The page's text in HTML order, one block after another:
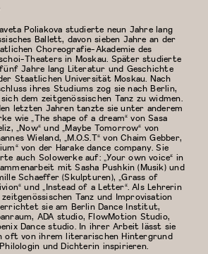
Poliakova studierte neun Jahre lang
Ballett, davon sieben Jahre an der
Choreografie-Akademie des
Theaters in Moskau. Später studierte
Jahre lang Literatur und Geschichte
Staatlichen Universität Moskau. Nach
ihres Studiums zog sie nach Berlin,
dem zeitgenössischen Tanz zu widmen.
letzten Jahren tanzte sie unter anderem
wie „The shape of a dream“ von Sasa
„Now“ und „Maybe Tomorrow“ von
Wieland, „M.O.S.T“ von Chaim Gebber,
von der Harake dance company. Sie
auch Solowerke auf: „Your own voice“ in
mit Sasha Pushkin (Musik) und
Schaeffer (Skulpturen), „Grass of
und „Instead of a Letter“. Als Lehrerin
Tanz und Improvisation
sie am Berlin Dance Institut,
ADA studio, FlowMotion Studio,
Dance studio. In ihrer Arbeit lässt sie
oft von ihrem literarischen Hintergrund
und Dichterin inspirieren.